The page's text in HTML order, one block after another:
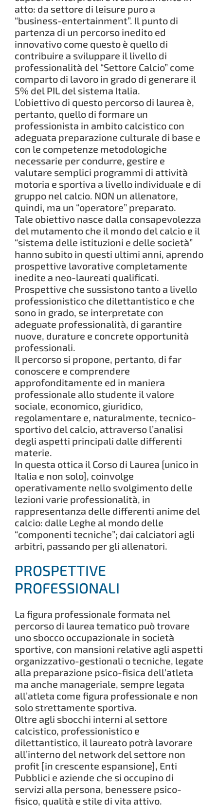
atto: da settore di leisure puro a
“business-entertainment”. Il punto di
partenza di un percorso inedito ed
innovativo come questo è quello di
contribuire a sviluppare il livello di
professionalità del “Settore Calcio” come
comparto di lavoro in grado di generare il
5% del PIL del sistema Italia.
L’obiettivo di questo percorso di laurea è,
pertanto, quello di formare un
professionista in ambito calcistico con
adeguata preparazione culturale di base e
con le competenze metodologiche
necessarie per condurre, gestire e
valutare semplici programmi di attività
motoria e sportiva a livello individuale e di
gruppo nel calcio. NON un allenatore,
quindi, ma un “operatore” preparato.
Tale obiettivo nasce dalla consapevolezza
del mutamento che il mondo del calcio e il
“sistema delle istituzioni e delle società”
hanno subito in questi ultimi anni, aprendo
prospettive lavorative completamente
inedite a neo-laureati qualificati.
Prospettive che sussistono tanto a livello
professionistico che dilettantistico e che
sono in grado, se interpretate con
adeguate professionalità, di garantire
nuove, durature e concrete opportunità
professionali.
Il percorso si propone, pertanto, di far
conoscere e comprendere
approfonditamente ed in maniera
professionale allo studente il valore
sociale, economico, giuridico,
regolamentare e, naturalmente, tecnico-
sportivo del calcio, attraverso l’analisi
degli aspetti principali dalle differenti
materie.
In questa ottica il Corso di Laurea [unico in
Italia e non solo], coinvolge
operativamente nello svolgimento delle
lezioni varie professionalità, in
rappresentanza delle differenti anime del
calcio: dalle Leghe al mondo delle
“componenti tecniche”; dai calciatori agli
arbitri, passando per gli allenatori.
PROSPETTIVE
PROFESSIONALI
La figura professionale formata nel
percorso di laurea tematico può trovare
uno sbocco occupazionale in società
sportive, con mansioni relative agli aspetti
organizzativo-gestionali o tecniche, legate
alla preparazione psico-fisica dell’atleta
ma anche manageriale, sempre legata
all’atleta come figura professionale e non
solo strettamente sportiva.
Oltre agli sbocchi interni al settore
calcistico, professionistico e
dilettantistico, il laureato potrà lavorare
all’interno del network del settore non
profit [in crescente espansione], Enti
Pubblici e aziende che si occupino di
servizi alla persona, benessere psico-
fisico, qualità e stile di vita attivo.